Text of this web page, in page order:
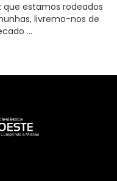
estamos rodeados
livremo-nos de
...